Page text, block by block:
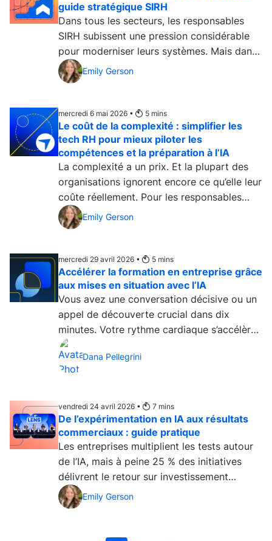
guide stratégique SIRH
Dans tous les secteurs, les responsables
SIRH subissent une pression considérable
pour moderniser leurs systèmes. Mais dans
les secteurs les plus...
Emily Gerson
mercredi 6 mai 2026 • 5 mins
Le coût de la complexité : simplifier les
tech RH pour mieux piloter les
compétences et la préparation à l’IA
La complexité a un prix. Et la plupart des
organisations ignorent encore ce qu’elle leur
coûte réellement. Pour les responsables
HRIT, le...Emily Gerson
mercredi 29 avril 2026 • 5 mins
Accélérer la formation en entreprise grâce
aux mises en situation avec l’IA
Vous avez une conversation décisive ou un
appel de découverte crucial dans dix
minutes. Votre rythme cardiaque s’accélère,
vos mains sont...
Dana Pellegrini
vendredi 24 avril 2026 • 7 mins
De l’expérimentation en IA aux résultats
commerciaux : guide pratique
Les entreprises multiplient les tests autour
de l’IA, mais à peine 25 % des initiatives
délivrent le retour sur investissement
attendu,...Emily Gerson